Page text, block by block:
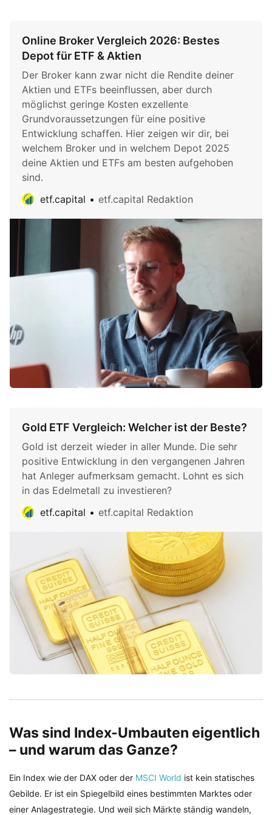
Online Broker Vergleich 2026: Bestes
Depot für ETF & Aktien
Der Broker kann zwar nicht die Rendite deiner
Aktien und ETFs beeinflussen, aber durch
möglichst geringe Kosten exzellente
Grundvoraussetzungen für eine positive
Entwicklung schaffen. Hier zeigen wir dir, bei
welchem Broker und in welchem Depot 2025
deine Aktien und ETFs am besten aufgehoben
sind.
etf.capital
etf.capital Redaktion
Gold ETF Vergleich: Welcher ist der Beste?
Gold ist derzeit wieder in aller Munde. Die sehr
positive Entwicklung in den vergangenen Jahren
hat Anleger aufmerksam gemacht. Lohnt es sich
in das Edelmetall zu investieren?
etf.capital
etf.capital Redaktion
Was sind Index-Umbauten eigentlich
– und warum das Ganze?
Ein Index wie der DAX oder der MSCI World ist kein statisches
Gebilde. Er ist ein Spiegelbild eines bestimmten Marktes oder
einer Anlagestrategie. Und weil sich Märkte ständig wandeln,